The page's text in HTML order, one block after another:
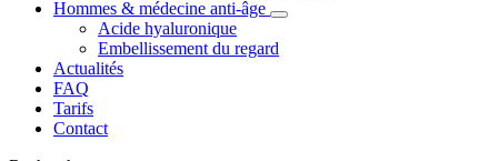
Hommes & médecine anti-âge
Acide hyaluronique
Embellissement du regard
Actualités
FAQ
Tarifs
Contact